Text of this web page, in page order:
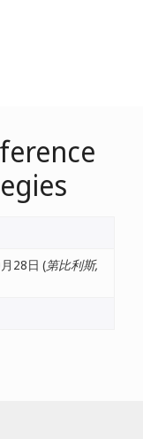
28日 (第比利斯,